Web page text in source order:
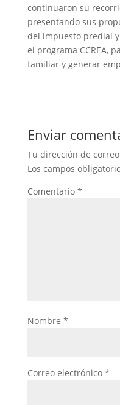
continuaron su
presentando sus
del impuesto predial
el programa CCREA,
familiar y generar
Enviar
Tu dirección de
Los campos
Comentario *
Nombre *
Correo electrónico *